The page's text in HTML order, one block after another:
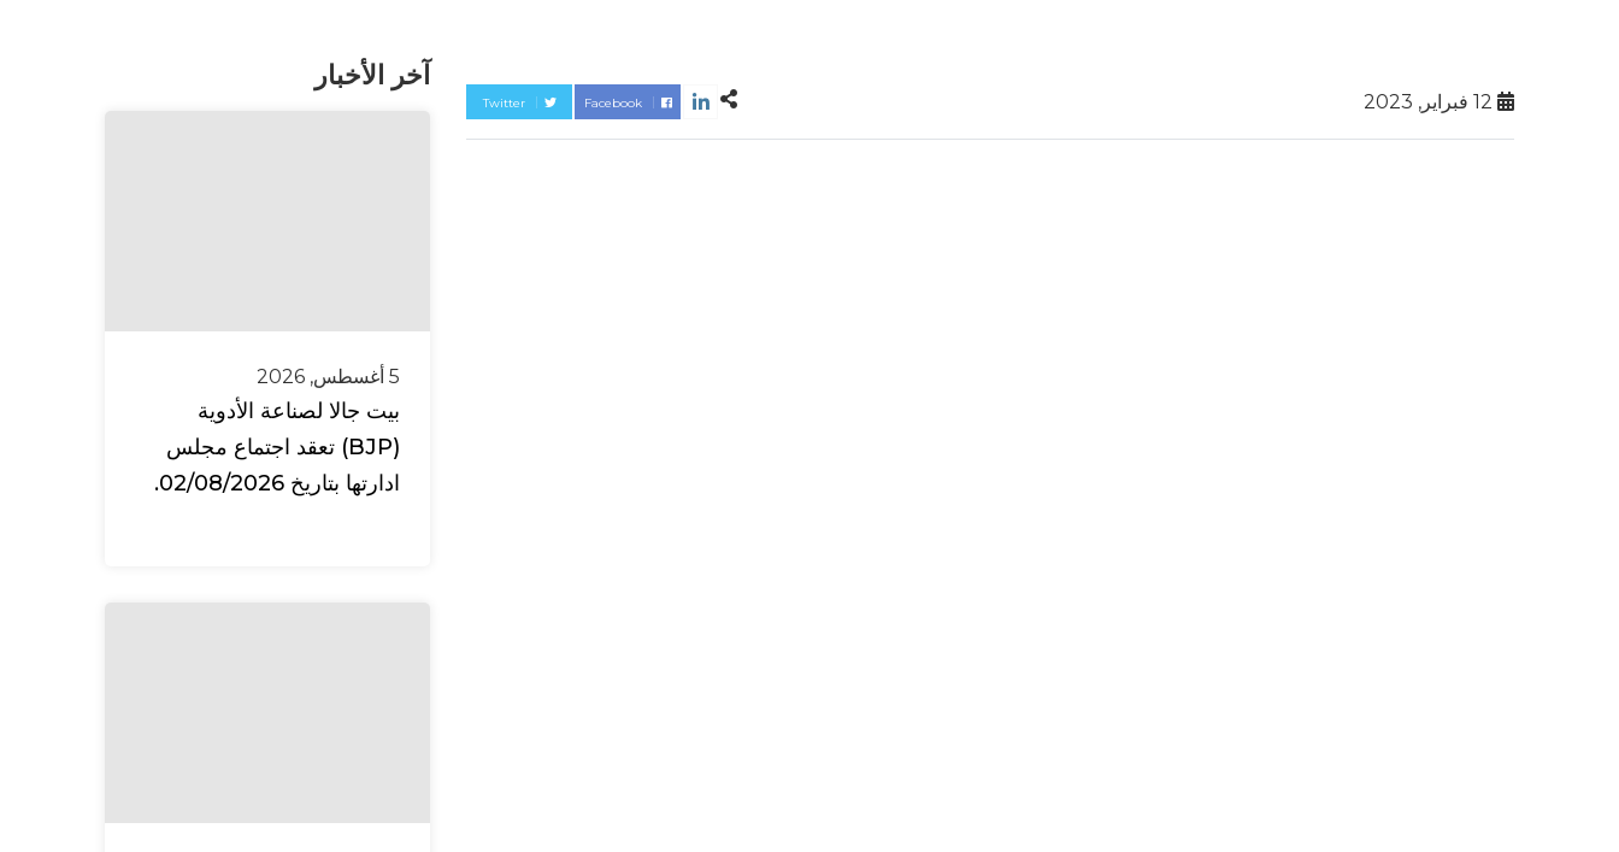
Twitter Facebook
آخر الأخبار
5 أغسطس, 2026
بيت جالا لصناعة الأدوية
(BJP) تعقد اجتماع مجلس
ادارتها بتاريخ 02/08/2026.